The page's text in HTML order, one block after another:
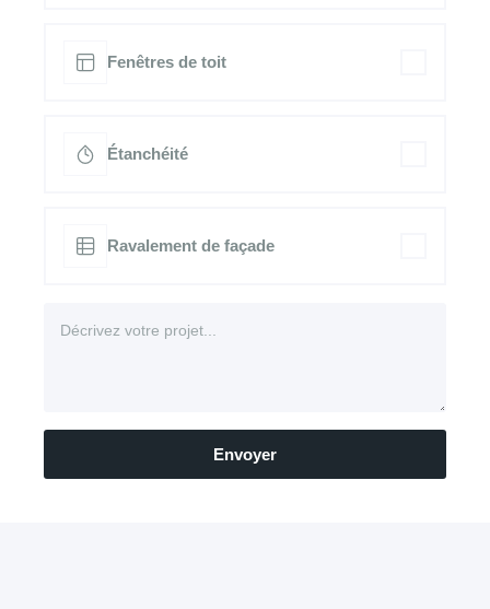
Fenêtres de toit
Étanchéité
Ravalement de façade
Envoyer